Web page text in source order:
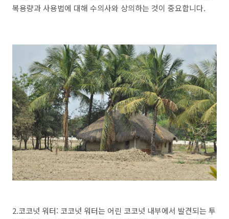
복용량과 사용법에 대해 수의사와 상의하는 것이 중요합니다.
2.코코넛 워터: 코코넛 워터는 어린 코코넛 내부에서 발견되는 투